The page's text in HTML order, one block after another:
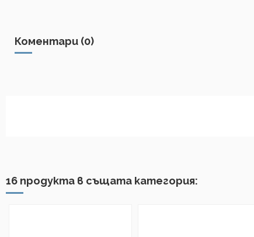
Коментари (0)
16 продукта в същата категория: